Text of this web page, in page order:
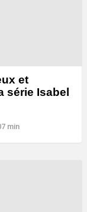
et
série Isabel
min